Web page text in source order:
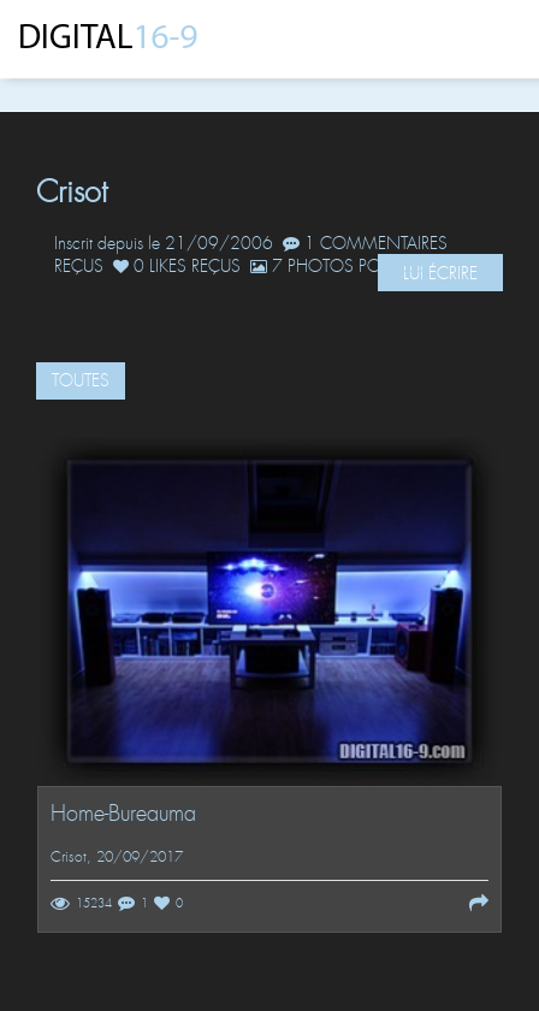
Crisot
Inscrit depuis le 21/09/2006
1 COMMENTAIRES
REÇUS
0 LIKES REÇUS 7 PHOTOS POSTÉESLUI ÉCRIRE
TOUTES
Home-Bureauma
Crisot, 20/09/2017
15234 1 0